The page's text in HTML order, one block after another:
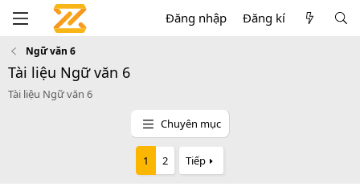
Đăng nhập Đăng kí
Ngữ văn 6
Tài liệu Ngữ văn 6
Tài liệu Ngữ văn 6
Chuyên mục
1 2 Tiếp